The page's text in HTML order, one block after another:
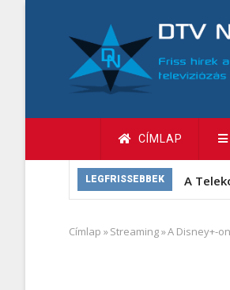
tartalomra
Fő
navigáció
CÍMLAP
LEGFRISSEBBEK A
Morzsa
Címlap »Streaming»A Disney+-